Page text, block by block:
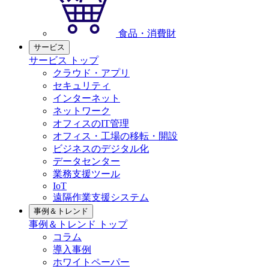
食品・消費財
サービス
サービス トップ
クラウド・アプリ
セキュリティ
インターネット
ネットワーク
オフィスのIT管理
オフィス・工場の移転・開設
ビジネスのデジタル化
データセンター
業務支援ツール
IoT
遠隔作業支援システム
事例＆トレンド
事例＆トレンド トップ
コラム
導入事例
ホワイトペーパー